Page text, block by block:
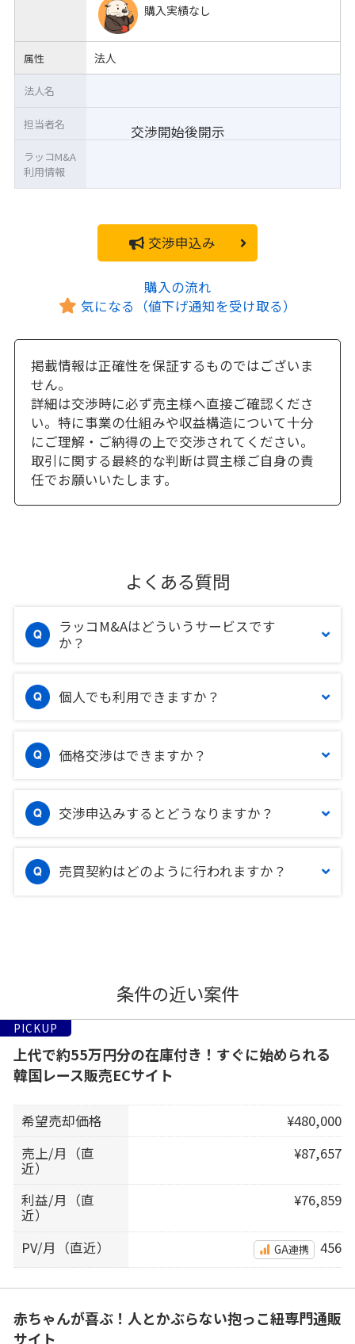
購入実績なし
属性 法人
交渉開始後開示
法人名
担当者名
ラッコM&A
利用情報
交渉申込み
購入の流れ
気になる（値下げ通知を受け取る）
掲載情報は正確性を保証するものではございま
せん。
詳細は交渉時に必ず売主様へ直接ご確認くださ
い。特に事業の仕組みや収益構造について十分
にご理解・ご納得の上で交渉されてください。
取引に関する最終的な判断は買主様ご自身の責
任でお願いいたします。
よくある質問
ラッコM&Aはどういうサービスです
か？
個人でも利用できますか？
価格交渉はできますか？
交渉申込みするとどうなりますか？
売買契約はどのように行われますか？
条件の近い案件
PICKUP
上代で約55万円分の在庫付き！すぐに始められる
韓国レース販売ECサイト
希望売却価格
¥480,000
売上/月（直
近）
¥87,657
利益/月（直
近）
¥76,859
PV/月（直近） GA連携 456
赤ちゃんが喜ぶ！人とかぶらない抱っこ紐専門通販
サイト